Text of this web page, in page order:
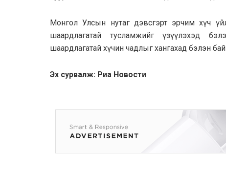
Монгол Улсын нутаг дэвсгэрт эрчим хүч
шаардлагатай тусламжийг үзүүлэхэд
шаардлагатай хүчин чадлыг хангахад бэлэн
Эх сурвалж: Риа Новости